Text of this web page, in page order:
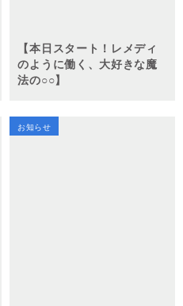
【本日スタート！レメディ
のように働く、大好きな魔
法の○○】
お知らせ